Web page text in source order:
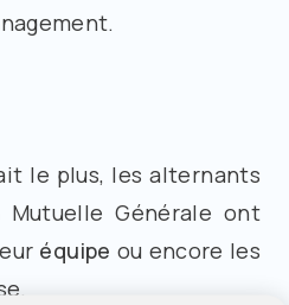
le plus, les alternants
Générale ont
équipe ou encore les